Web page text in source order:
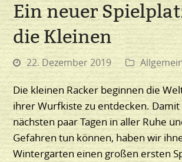
Ein neuer
die Kleinen
22. Dezember 2019
Die kleinen Racker beginnen die
ihrer Wurfkiste zu entdecken. Damit
nächsten paar Tagen in aller Ruhe
Gefahren tun können, haben wir
Wintergarten einen großen ersten